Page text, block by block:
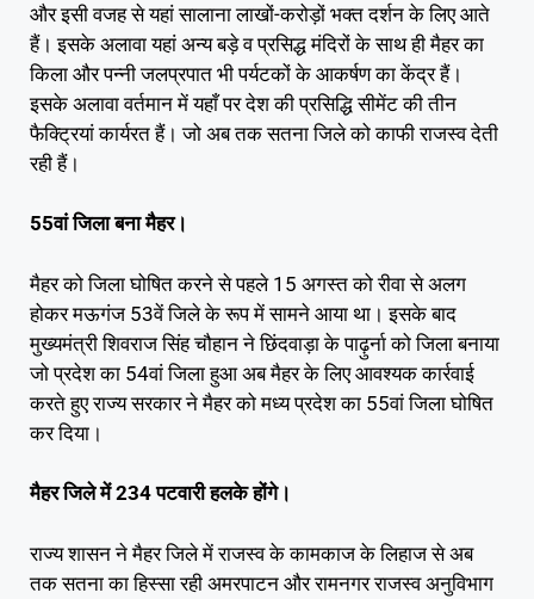
और इसी वजह से यहां सालाना लाखों-करोड़ों भक्त दर्शन के लिए आते
हैं। इसके अलावा यहां अन्य बड़े व प्रसिद्ध मंदिरों के साथ ही मैहर का
किला और पन्नी जलप्रपात भी पर्यटकों के आकर्षण का केंद्र हैं।
इसके अलावा वर्तमान में यहाँ पर देश की प्रसिद्धि सीमेंट की तीन
फैक्ट्रियां कार्यरत हैं। जो अब तक सतना जिले को काफी राजस्व देती
रही हैं।
55वां जिला बना मैहर।
मैहर को जिला घोषित करने से पहले 15 अगस्त को रीवा से अलग
होकर मऊगंज 53वें जिले के रूप में सामने आया था। इसके बाद
मुख्यमंत्री शिवराज सिंह चौहान ने छिंदवाड़ा के पाढ़ुर्ना को जिला बनाया
जो प्रदेश का 54वां जिला हुआ अब मैहर के लिए आवश्यक कार्रवाई
करते हुए राज्य सरकार ने मैहर को मध्य प्रदेश का 55वां जिला घोषित
कर दिया।
मैहर जिले में 234 पटवारी हलके होंगे।
राज्य शासन ने मैहर जिले में राजस्व के कामकाज के लिहाज से अब
तक सतना का हिस्सा रही अमरपाटन और रामनगर राजस्व अनुविभाग